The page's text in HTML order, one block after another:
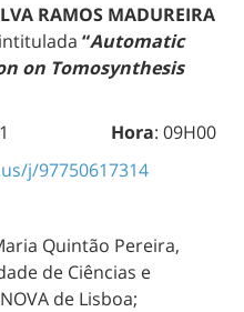
RAMOS MADUREIRA
“Automatic
on Tomosynthesis
2021 Hora: 09H00
j/97750617314
Quintão Pereira,
de Ciências e
de Lisboa;